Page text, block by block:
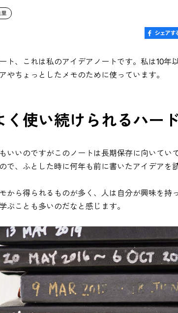
ト、これは私のアイデアノートです。私は10年
やちょっとしたメモのために使っています。
く使い続けられるハー
いいのですがこのノートは長期保存に向いてい
で、ふとした時に何年も前に書いたアイデアを
から得られるものが多く、人は自分が興味を持
ぶことも多いのだなと感じます。